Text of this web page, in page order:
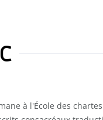
à l'École des